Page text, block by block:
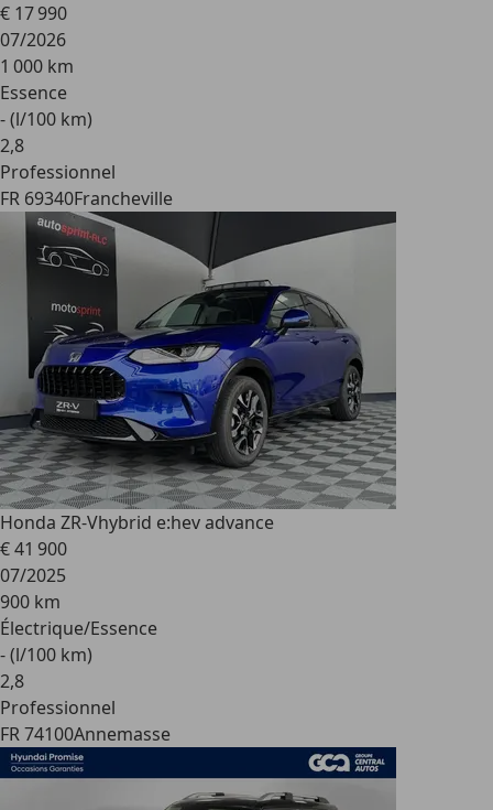
€ 17 990
07/2026
1 000 km
Essence
- (l/100 km)
2,8
Professionnel
FR 69340Francheville
Honda ZR-Vhybrid e:hev advance
€ 41 900
07/2025
900 km
Électrique/Essence
- (l/100 km)
2,8
Professionnel
FR 74100Annemasse